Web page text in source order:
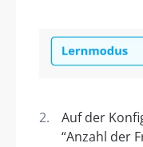
Auf der
“Anzahl der